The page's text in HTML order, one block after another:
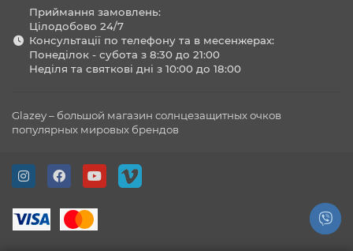
Приймання замовлень:
Цілодобово 24/7
Консультації по телефону та в месенжерах:
Понеділок - субота з 8:30 до 21:00
Неділя та святкові дні з 10:00 до 18:00
Glazey – большой магазин солнцезащитных очков
популярных мировых брендов